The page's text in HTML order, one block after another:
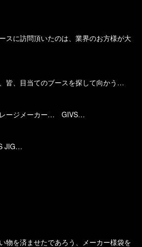
スに訪問頂いたのは、業界のお方様が大
皆、目当てのブースを探して向かう…
レージメーカー… GIVS…
JIG…
物を済ませたであろう、メーカー様袋を